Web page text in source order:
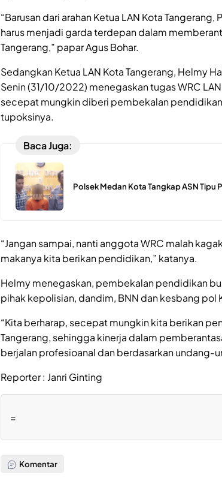
“Barusan dari arahan Ketua LAN Kota
harus menjadi garda terdepan dalam
Tangerang,” papar Agus Bohar.
Sedangkan Ketua LAN Kota Tangerang, Helmy
Senin (31/10/2022) menegaskan tugas WRC
secepat mungkin diberi pembekalan
tupoksinya.
Baca Juga:
Polsek Medan Kota Tangkap ASN Tipu
“Jangan sampai, nanti anggota WRC malah
makanya kita berikan pendidikan,” katanya.
Helmy menegaskan, pembekalan pendidikan
pihak kepolisian, dandim, BNN dan kesbang pol
“Kita berharap, secepat mungkin kita berikan
Tangerang, sehingga kinerja dalam
berjalan profesioanal dan berdasarkan undang-
Reporter : Janri Ginting
=
Komentar